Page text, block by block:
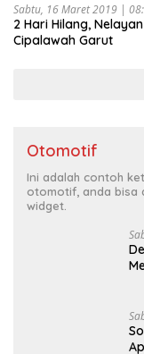
Sabtu, 16 Maret 2019 |
2 Hari Hilang,
Cipalawah Garut
Otomotif
Ini adalah contoh
otomotif, anda bisa
widget.